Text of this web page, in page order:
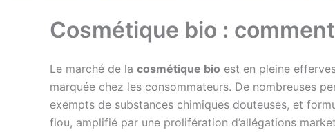
Cosmétique bio :
Le marché de la cosmétique bio est en pleine
marquée chez les consommateurs. De nombreuses
exempts de substances chimiques douteuses, et
flou, amplifié par une prolifération d’allégations